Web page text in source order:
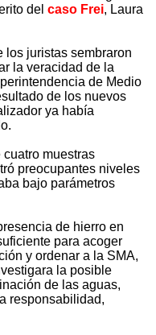
del caso Frei, Laura
los juristas sembraron
la veracidad de la
de Medio
de los nuevos
ya había
muestras
preocupantes niveles
bajo parámetros
de hierro en
para acoger
y ordenar a la SMA,
la posible
de las aguas,
responsabilidad,